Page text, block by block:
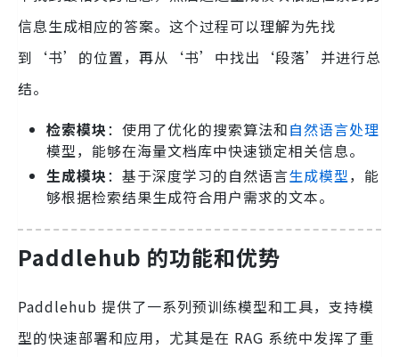
信息生成相应的答案。这个过程可以理解为先找
到‘书’的位置，再从‘书’中找出‘段落’并进行总
结。
检索模块：使用了优化的搜索算法和自然语言处理
模型，能够在海量文档库中快速锁定相关信息。
生成模块：基于深度学习的自然语言生成模型，能
够根据检索结果生成符合用户需求的文本。
Paddlehub 的功能和优势
Paddlehub 提供了一系列预训练模型和工具，支持模
型的快速部署和应用，尤其是在 RAG 系统中发挥了重